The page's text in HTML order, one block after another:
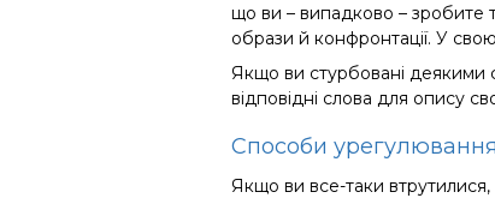
що ви – випадково –
образи й конфронтації. У
Якщо ви стурбовані деякими
відповідні слова для опису
Способи
Якщо ви все-таки втрутилися,